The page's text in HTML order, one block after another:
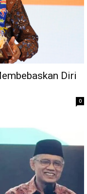
Diri
0